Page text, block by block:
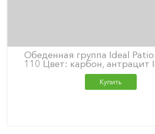
Обеденная группа Ideal
110 Цвет: карбон, антрацит
Купить